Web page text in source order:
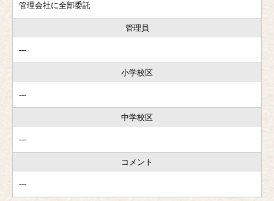
管理会社に全部委託
管理員
---
小学校区
---
中学校区
---
コメント
---